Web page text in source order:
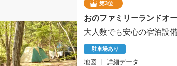
第3位
おのファミリーランドオ
大人数でも安心の宿泊設
駐車場あり
地図
詳細データ